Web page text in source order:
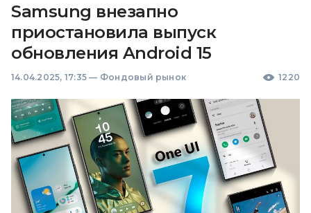
Samsung внезапно
приостановила выпуск
обновления Android 15
14.04.2025, 17:35 — Фондовый рынок 1220